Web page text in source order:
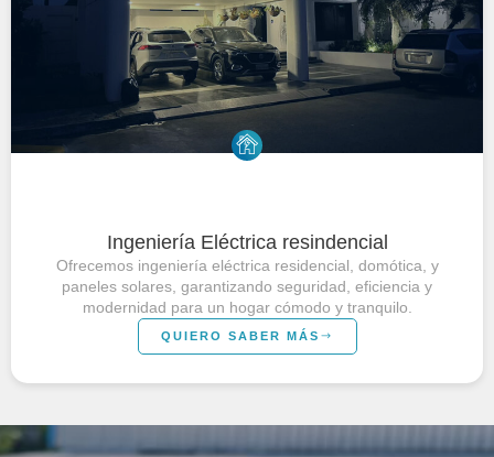
Ingeniería Eléctrica resindencial
Ofrecemos ingeniería eléctrica residencial, domótica, y
paneles solares, garantizando seguridad, eficiencia y
modernidad para un hogar cómodo y tranquilo.
QUIERO SABER MÁS